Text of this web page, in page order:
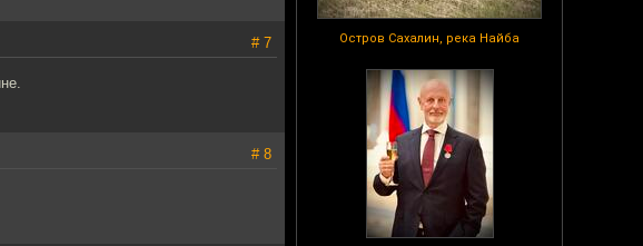
Остров Сахалин, река Найба
# 7
# 8